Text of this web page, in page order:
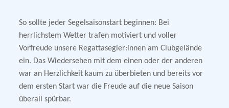
So sollte jeder Segelsaisonstart beginnen: Bei
herrlichstem Wetter trafen motiviert und voller
Vorfreude unsere Regattasegler:innen am Clubgelände
ein. Das Wiedersehen mit dem einen oder der anderen
war an Herzlichkeit kaum zu überbieten und bereits vor
dem ersten Start war die Freude auf die neue Saison
überall spürbar.